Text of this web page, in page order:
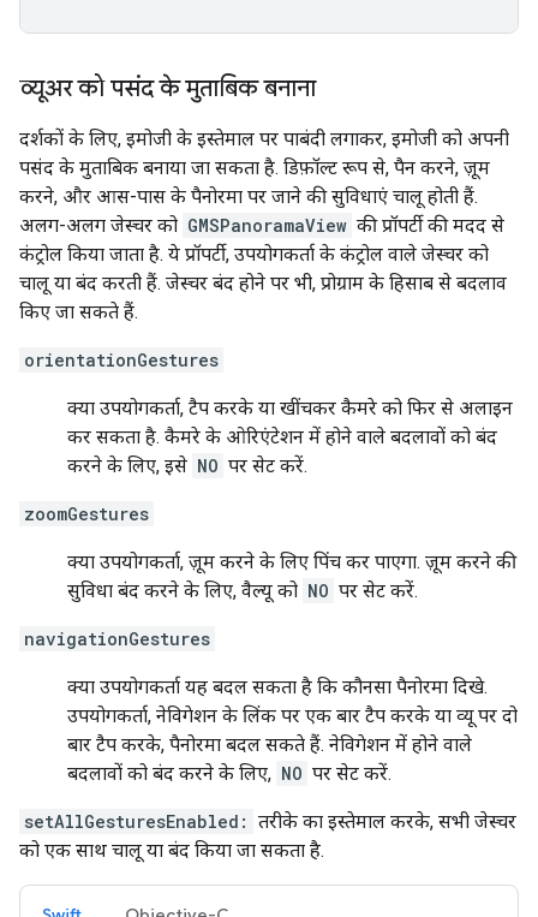
व्यूअर को पसंद के मुताबिक बनाना
दर्शकों के लिए, इमोजी के इस्तेमाल पर पाबंदी लगाकर, इमोजी को अपनी
पसंद के मुताबिक बनाया जा सकता है. डिफ़ॉल्ट रूप से, पैन करने, ज़ूम
करने, और आस-पास के पैनोरमा पर जाने की सुविधाएं चालू होती हैं.
अलग-अलग जेस्चर को GMSPanoramaView की प्रॉपर्टी की मदद से
कंट्रोल किया जाता है. ये प्रॉपर्टी, उपयोगकर्ता के कंट्रोल वाले जेस्चर को
चालू या बंद करती हैं. जेस्चर बंद होने पर भी, प्रोग्राम के हिसाब से बदलाव
किए जा सकते हैं.
orientationGestures
क्या उपयोगकर्ता, टैप करके या खींचकर कैमरे को फिर से अलाइन
कर सकता है. कैमरे के ओरिएंटेशन में होने वाले बदलावों को बंद
करने के लिए, इसे NO पर सेट करें.
zoomGestures
क्या उपयोगकर्ता, ज़ूम करने के लिए पिंच कर पाएगा. ज़ूम करने की
सुविधा बंद करने के लिए, वैल्यू को NO पर सेट करें.
navigationGestures
क्या उपयोगकर्ता यह बदल सकता है कि कौनसा पैनोरमा दिखे.
उपयोगकर्ता, नेविगेशन के लिंक पर एक बार टैप करके या व्यू पर दो
बार टैप करके, पैनोरमा बदल सकते हैं. नेविगेशन में होने वाले
बदलावों को बंद करने के लिए, NO पर सेट करें.
setAllGesturesEnabled: तरीके का इस्तेमाल करके, सभी जेस्चर
को एक साथ चालू या बंद किया जा सकता है.